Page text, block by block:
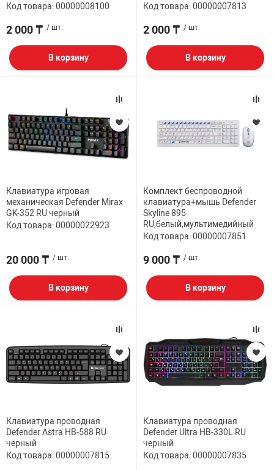
Код товара: 00000008100
2 000 ₸ / шт.
В корзину
Код товара: 00000007813
2 000 ₸ / шт.
В корзину
Клавиатура игровая
механическая Defender Mirax
GK-352 RU черный
Код товара: 00000022923
20 000 ₸ / шт.
В корзину
Комплект беспроводной
клавиатура+мышь Defender
Skyline 895
RU,белый,мультимедийный
Код товара: 00000007851
9 000 ₸ / шт.
В корзину
Клавиатура проводная
Defender Astra HB-588 RU
черный
Код товара: 00000007815
Клавиатура проводная
Defender Ultra HB-330L RU
черный
Код товара: 00000007835